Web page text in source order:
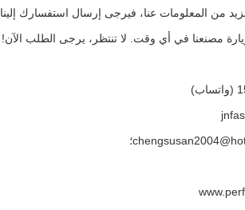
من المعلومات عنا، فيرجى إرسال استفسارك إلينا.
مصنعنا في أي وقت. لا تنتظر، يرجى الطلب الآن!